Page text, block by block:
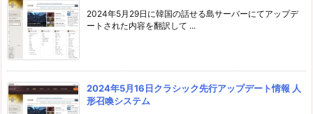
2024年5月29日に韓国の話せる島サーバーにてアップデ
ートされた内容を翻訳して ...
2024年5月16日クラシック先行アップデート情報 人
形召喚システム